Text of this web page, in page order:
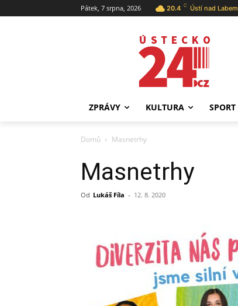
Pátek, 7 srpna, 2026 20.4 C Ústí nad Labem
ZPRÁVY KULTURA SPORT
Domů Masnetrhy
Masnetrhy
Od Lukáš Fíla - 12. 8. 2020